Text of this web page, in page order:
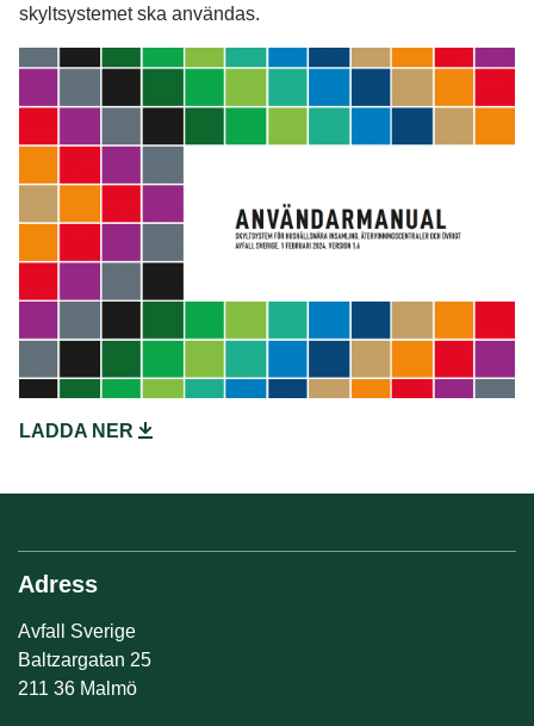
skyltsystemet ska användas.
LADDA NER
Adress
Avfall Sverige
Baltzargatan 25
211 36 Malmö